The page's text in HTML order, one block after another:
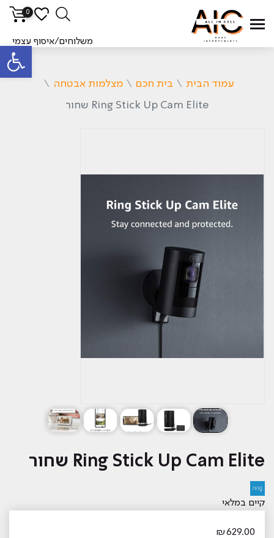
פתח
0
משלוחים/איסוף עצמי
עמוד הבית \ בית חכם \ מצלמות אבטחה \
Ring Stick Up Cam Elite שחור
Ring Stick Up Cam Elite שחור
קיים במלאי
₪629.00